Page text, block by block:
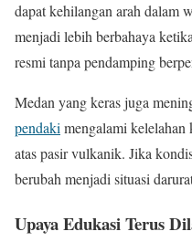
dapat kehilangan arah dalam
menjadi lebih berbahaya
resmi tanpa pendamping
Medan yang keras juga
pendaki mengalami kelelahan
atas pasir vulkanik. Jika
berubah menjadi situasi
Upaya Edukasi Terus